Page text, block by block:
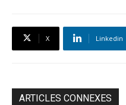
X Linkedin
ARTICLES CONNEXES